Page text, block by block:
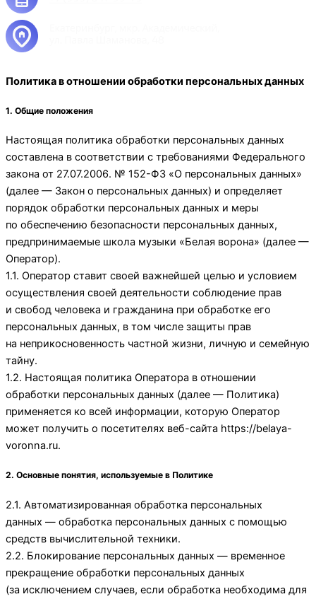
Политика в отношении обработки персональных данных
1. Общие положения
Настоящая политика обработки персональных данных
составлена в соответствии с требованиями Федерального
закона от 27.07.2006. № 152-ФЗ «О персональных данных»
(далее — Закон о персональных данных) и определяет
порядок обработки персональных данных и меры
по обеспечению безопасности персональных данных,
предпринимаемые школа музыки «Белая ворона» (далее —
Оператор).
1.1. Оператор ставит своей важнейшей целью и условием
осуществления своей деятельности соблюдение прав
и свобод человека и гражданина при обработке его
персональных данных, в том числе защиты прав
на неприкосновенность частной жизни, личную и семейную
тайну.
1.2. Настоящая политика Оператора в отношении
обработки персональных данных (далее — Политика)
применяется ко всей информации, которую Оператор
может получить о посетителях веб-сайта https://belaya-
voronna.ru.
2. Основные понятия, используемые в Политике
2.1. Автоматизированная обработка персональных
данных — обработка персональных данных с помощью
средств вычислительной техники.
2.2. Блокирование персональных данных — временное
прекращение обработки персональных данных
(за исключением случаев, если обработка необходима для